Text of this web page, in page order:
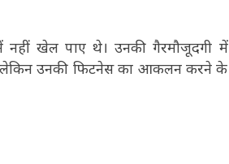
खेल पाए थे। उनकी गैरमौजूदगी में
लेकिन उनकी फिटनेस का आकलन करने के